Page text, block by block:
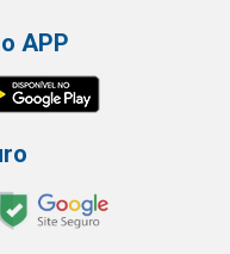
APP